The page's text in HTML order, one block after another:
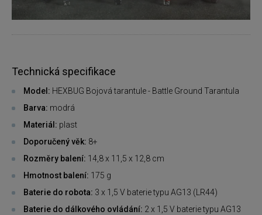
Technická specifikace
Model: HEXBUG Bojová tarantule - Battle Ground Tarantula
Barva: modrá
Materiál: plast
Doporučený věk: 8+
Rozměry balení: 14,8 x 11,5 x 12,8 cm
Hmotnost balení: 175 g
Baterie do robota: 3 x 1,5 V baterie typu AG13 (LR44)
Baterie do dálkového ovládání: 2 x 1,5 V baterie typu AG13